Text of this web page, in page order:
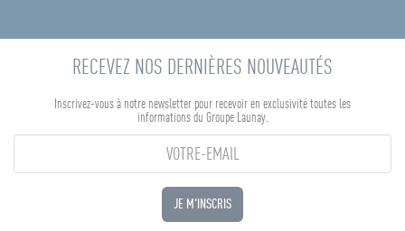
RECEVEZ NOS DERNIÈRES NOUVEAUTÉS
Inscrivez-vous à notre newsletter pour recevoir en exclusivité toutes les
informations du Groupe Launay.
JE M'INSCRIS